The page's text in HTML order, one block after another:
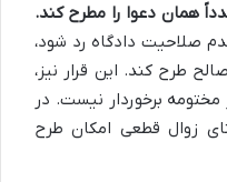
همان دعوا را مطرح کند.
صلاحیت دادگاه رد شود،
طرح کند. این قرار نیز،
مختومه برخوردار نیست. در
زوال قطعی امکان طرح